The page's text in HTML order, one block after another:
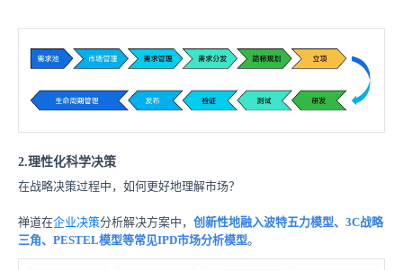
2.理性化科学决策
在战略决策过程中，如何更好地理解市场？
禅道在企业决策分析解决方案中， 创新性地融入波特五力模型、3C战略
三角、PESTEL模型等常见IPD市场分析模型。